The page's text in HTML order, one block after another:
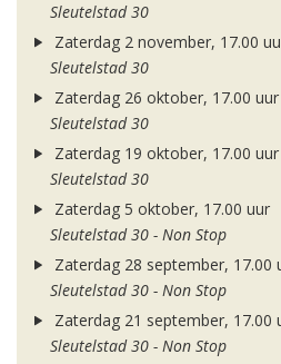
Sleutelstad 30
Zaterdag 2 november, 17.00
Sleutelstad 30
Zaterdag 26 oktober, 17.00 uur
Sleutelstad 30
Zaterdag 19 oktober, 17.00 uur
Sleutelstad 30
Zaterdag 5 oktober, 17.00 uur
Sleutelstad 30 - Non Stop
Zaterdag 28 september, 17.00
Sleutelstad 30 - Non Stop
Zaterdag 21 september, 17.00
Sleutelstad 30 - Non Stop